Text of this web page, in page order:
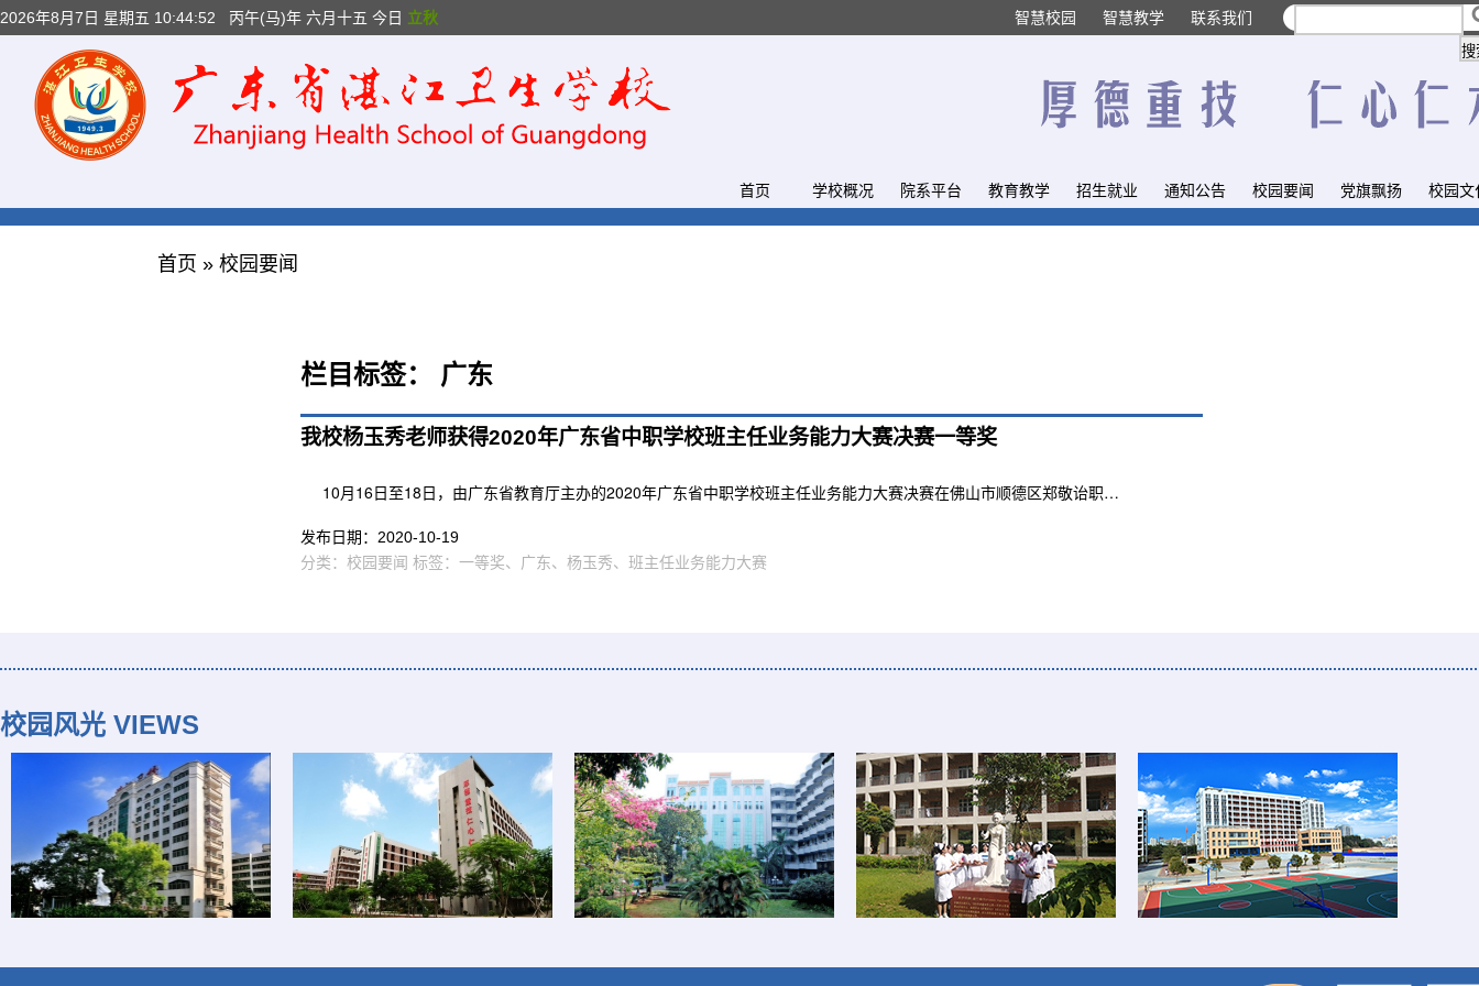
2026年8月7日 星期五 10:44:52 丙午(马)年 六月十五 今日 立秋 智慧校园 智慧教学 联系我们
首页 学校概况 院系平台 教育教学 招生就业 通知公告 校园要闻 党旗飘扬 校园文
首页 » 校园要闻
栏目标签： 广东
我校杨玉秀老师获得2020年广东省中职学校班主任业务能力大赛决赛一等奖
10月16日至18日，由广东省教育厅主办的2020年广东省中职学校班主任业务能力大赛决赛在佛山市顺德区郑敬诒职…
发布日期： 2020-10-19
分类： 校园要闻 标签： 一等奖、 广东、 杨玉秀、 班主任业务能力大赛
校园风光 VIEWS